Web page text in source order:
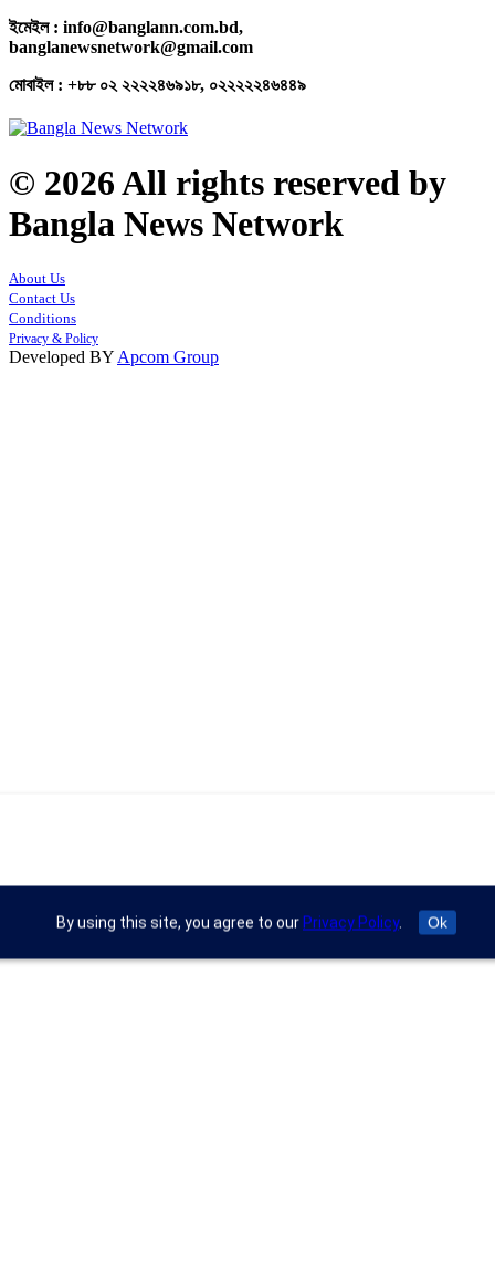
ইমেইল : info@banglann.com.bd,
banglanewsnetwork@gmail.com
মোবাইল : +৮৮ ০২ ২২২২৪৬৯১৮, ০২২২২২৪৬৪৪৯
© 2026 All rights reserved by
Bangla News Network
About Us
Contact Us
Conditions
Privacy & Policy
Developed BY Apcom Group
By using this site, you agree to our Privacy Policy. Ok